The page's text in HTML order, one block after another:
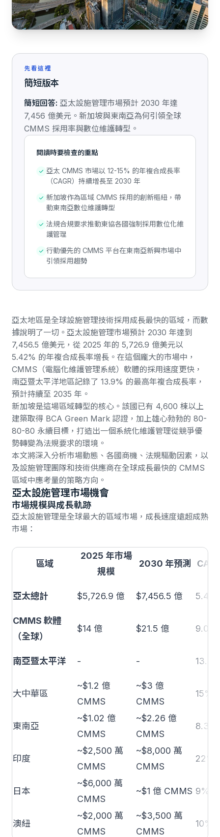
先看這裡
簡短版本
簡短回答: 亞太設施管理市場預計 2030 年達
7,456 億美元。新加坡與東南亞為何引領全球
CMMS 採用率與數位維護轉型。
閱讀時要檢查的重點
亞太 CMMS 市場以 12-15% 的年複合成長率
（CAGR）持續增長至 2030 年
新加坡作為區域 CMMS 採用的創新樞紐，帶
動東南亞數位維護轉型
法規合規要求推動東協各國強制採用數位化維
護管理
行動優先的 CMMS 平台在東南亞新興市場中
引領採用趨勢
亞太地區是全球設施管理技術採用成長最快的區域，而數
據說明了一切。 亞太設施管理市場預計 2030 年達到
7,456.5 億美元 ，從 2025 年的 5,726.9 億美元以
5.42% 的年複合成長率增長。在這個龐大的市場中，
CMMS（電腦化維護管理系統）軟體的採用速度更快，
南亞暨太平洋地區記錄了 13.9% 的最高年複合成長率 ，
預計持續至 2035 年。
新加坡是這場區域轉型的核心。該國已有 4,600 棟以上
建築取得 BCA Green Mark 認證，加上雄心勃勃的 80-
80-80 永續目標，打造出一個系統化維護管理從競爭優
勢轉變為法規要求的環境。
本文將深入分析市場動態、各國商機、法規驅動因素，以
及設施管理團隊和技術供應商在全球成長最快的 CMMS
區域中應考量的策略方向。
亞太設施管理市場機會
市場規模與成長軌跡
亞太設施管理是全球最大的區域市場，成長速度遠超成熟
市場：
區域
2025 年市場
規模
2030 年預測
亞太總計 $5,726.9 億 $7,456.5 億
CMMS 軟體
（全球）
$14 億 $21.5 億 9.0%
南亞暨太平洋 - -
大中華區
~$1.2 億
CMMS
~$3 億
CMMS
15%+
東南亞
~$1.02 億
CMMS
~$2.26 億
CMMS
8.3%
印度
~$2,500 萬
CMMS
~$8,000 萬
CMMS
日本
~$6,000 萬
CMMS
~$1 億 CMMS 9%
澳紐
~$2,000 萬
CMMS
~$3,500 萬
CMMS
10%